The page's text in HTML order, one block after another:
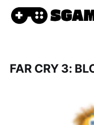
FAR CRY 3: